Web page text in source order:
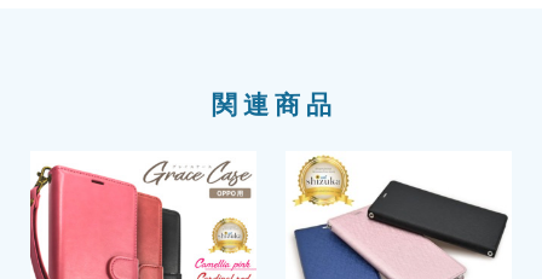
関連商品